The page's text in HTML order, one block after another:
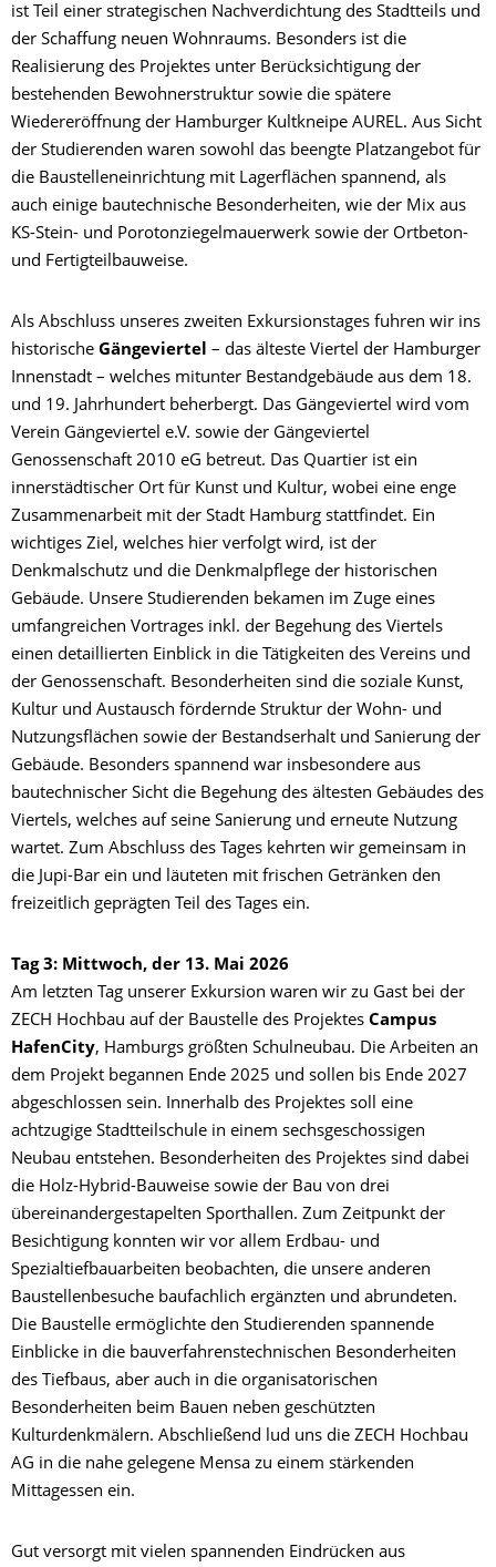
ist Teil einer strategischen Nachverdichtung des Stadtteils und
der Schaffung neuen Wohnraums. Besonders ist die
Realisierung des Projektes unter Berücksichtigung der
bestehenden Bewohnerstruktur sowie die spätere
Wiedereröffnung der Hamburger Kultkneipe AUREL. Aus Sicht
der Studierenden waren sowohl das beengte Platzangebot für
die Baustelleneinrichtung mit Lagerflächen spannend, als
auch einige bautechnische Besonderheiten, wie der Mix aus
KS-Stein- und Porotonziegelmauerwerk sowie der Ortbeton-
und Fertigteilbauweise.
Als Abschluss unseres zweiten Exkursionstages fuhren wir ins
historische Gängeviertel – das älteste Viertel der Hamburger
Innenstadt – welches mitunter Bestandgebäude aus dem 18.
und 19. Jahrhundert beherbergt. Das Gängeviertel wird vom
Verein Gängeviertel e.V. sowie der Gängeviertel
Genossenschaft 2010 eG betreut. Das Quartier ist ein
innerstädtischer Ort für Kunst und Kultur, wobei eine enge
Zusammenarbeit mit der Stadt Hamburg stattfindet. Ein
wichtiges Ziel, welches hier verfolgt wird, ist der
Denkmalschutz und die Denkmalpflege der historischen
Gebäude. Unsere Studierenden bekamen im Zuge eines
umfangreichen Vortrages inkl. der Begehung des Viertels
einen detaillierten Einblick in die Tätigkeiten des Vereins und
der Genossenschaft. Besonderheiten sind die soziale Kunst,
Kultur und Austausch fördernde Struktur der Wohn- und
Nutzungsflächen sowie der Bestandserhalt und Sanierung der
Gebäude. Besonders spannend war insbesondere aus
bautechnischer Sicht die Begehung des ältesten Gebäudes des
Viertels, welches auf seine Sanierung und erneute Nutzung
wartet. Zum Abschluss des Tages kehrten wir gemeinsam in
die Jupi-Bar ein und läuteten mit frischen Getränken den
freizeitlich geprägten Teil des Tages ein.
Tag 3: Mittwoch, der 13. Mai 2026
Am letzten Tag unserer Exkursion waren wir zu Gast bei der
ZECH Hochbau auf der Baustelle des Projektes Campus
HafenCity, Hamburgs größten Schulneubau. Die Arbeiten an
dem Projekt begannen Ende 2025 und sollen bis Ende 2027
abgeschlossen sein. Innerhalb des Projektes soll eine
achtzugige Stadtteilschule in einem sechsgeschossigen
Neubau entstehen. Besonderheiten des Projektes sind dabei
die Holz-Hybrid-Bauweise sowie der Bau von drei
übereinandergestapelten Sporthallen. Zum Zeitpunkt der
Besichtigung konnten wir vor allem Erdbau- und
Spezialtiefbauarbeiten beobachten, die unsere anderen
Baustellenbesuche baufachlich ergänzten und abrundeten.
Die Baustelle ermöglichte den Studierenden spannende
Einblicke in die bauverfahrenstechnischen Besonderheiten
des Tiefbaus, aber auch in die organisatorischen
Besonderheiten beim Bauen neben geschützten
Kulturdenkmälern. Abschließend lud uns die ZECH Hochbau
AG in die nahe gelegene Mensa zu einem stärkenden
Mittagessen ein.
Gut versorgt mit vielen spannenden Eindrücken aus